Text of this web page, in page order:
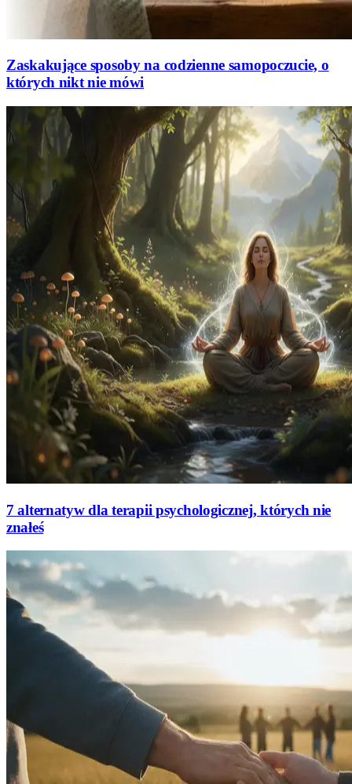
Zaskakujące sposoby na codzienne samopoczucie, o
których nikt nie mówi
7 alternatyw dla terapii psychologicznej, których nie
znałeś